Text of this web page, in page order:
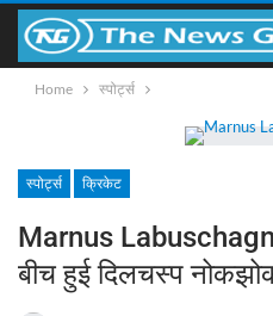
Home स्पोर्ट्स
स्पोर्ट्स क्रिकेट
Marnus
बीच हुई दिलचस्प